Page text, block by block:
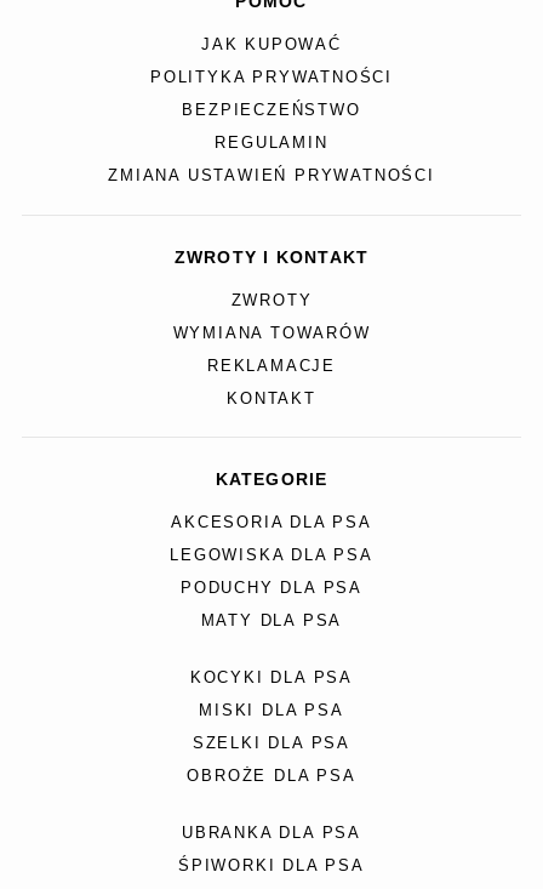
JAK KUPOWAĆ
POLITYKA PRYWATNOŚCI
BEZPIECZEŃSTWO
REGULAMIN
ZMIANA USTAWIEŃ PRYWATNOŚCI
ZWROTY I KONTAKT
ZWROTY
WYMIANA TOWARÓW
REKLAMACJE
KONTAKT
KATEGORIE
AKCESORIA DLA PSA
LEGOWISKA DLA PSA
PODUCHY DLA PSA
MATY DLA PSA
KOCYKI DLA PSA
MISKI DLA PSA
SZELKI DLA PSA
OBROŻE DLA PSA
UBRANKA DLA PSA
ŚPIWORKI DLA PSA